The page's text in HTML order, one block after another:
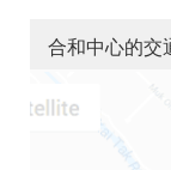
合和中心的交